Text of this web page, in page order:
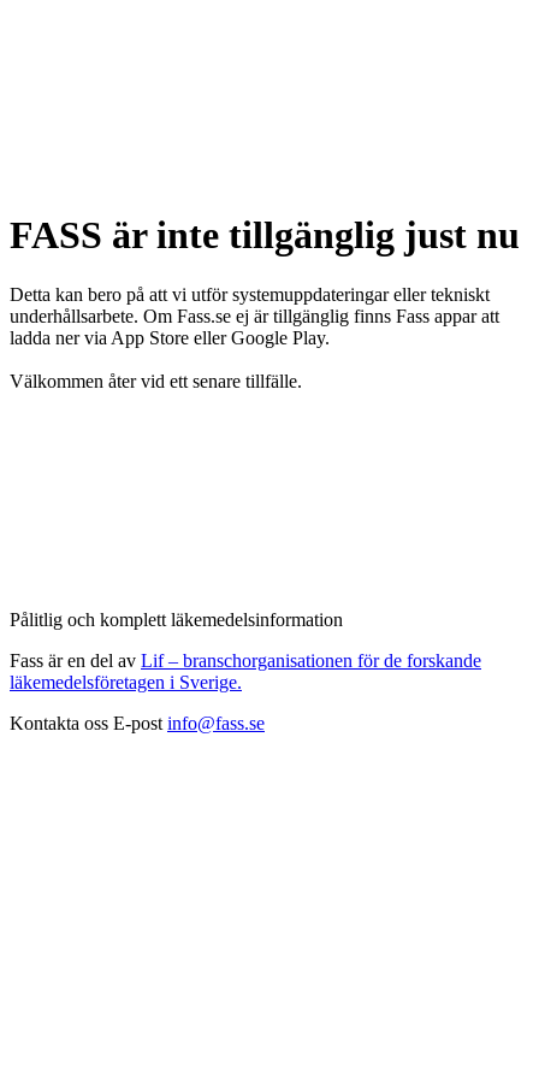
FASS är inte tillgänglig just nu
Detta kan bero på att vi utför systemuppdateringar eller tekniskt
underhållsarbete. Om Fass.se ej är tillgänglig finns Fass appar att
ladda ner via App Store eller Google Play.
Välkommen åter vid ett senare tillfälle.
Pålitlig och komplett läkemedelsinformation
Fass är en del av Lif – branschorganisationen för de forskande
läkemedelsföretagen i Sverige.
Kontakta oss E-post info@fass.se